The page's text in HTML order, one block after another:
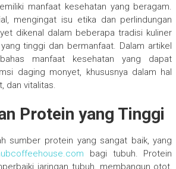
manfaat kesehatan yang beragam.
mengingat isu etika dan perlindungan
dikenal dalam beberapa tradisi kuliner
tinggi dan bermanfaat. Dalam artikel
manfaat kesehatan yang dapat
daging monyet, khususnya dalam hal
dan vitalitas.
Protein yang Tinggi
sumber protein yang sangat baik, yang
bagi tubuh. Protein
jaringan tubuh, membangun otot,